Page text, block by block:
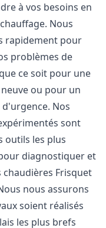
à vos besoins en
Nous
rapidement pour
problèmes de
ce soit pour une
ou pour un
Nos
sont
outils les plus
diagnostiquer et
chaudières Frisquet
nous assurons
soient réalisés
les plus brefs